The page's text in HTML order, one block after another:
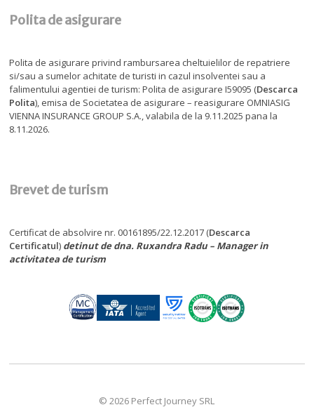
Polita de asigurare
Polita de asigurare privind rambursarea cheltuielilor de repatriere
si/sau a sumelor achitate de turisti in cazul insolventei sau a
falimentului agentiei de turism: Polita de asigurare I59095 (Descarca
Polita), emisa de Societatea de asigurare – reasigurare OMNIASIG
VIENNA INSURANCE GROUP S.A., valabila de la 9.11.2025 pana la
8.11.2026.
Brevet de turism
Certificat de absolvire nr. 00161895/22.12.2017 (Descarca
Certificatul) detinut de dna. Ruxandra Radu – Manager in
activitatea de turism
© 2026 Perfect Journey SRL